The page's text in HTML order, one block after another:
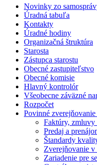
Novinky zo
Úradná tabuľa
Kontakty
Úradné hodiny
Organizačná štruktúra
Starosta
Zástupca starostu
Obecné zastupiteľstvo
Obecné komisie
Hlavný kontrolór
Všeobecne záväzné
Rozpočet
Povinné
Faktúry, zmluvy
Predaj a
Štandardy
Zverejňovanie v
Zariadenie pre